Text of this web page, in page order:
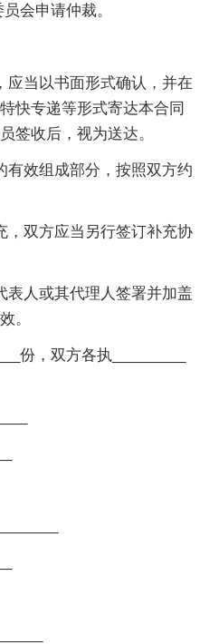
会申请仲裁。
当以书面形式确认，并在
快专递等形式寄达本合同
签收后，视为送达。
效组成部分，按照双方约
双方应当另行签订补充协
人或其代理人签署并加盖
。
，双方各执_________